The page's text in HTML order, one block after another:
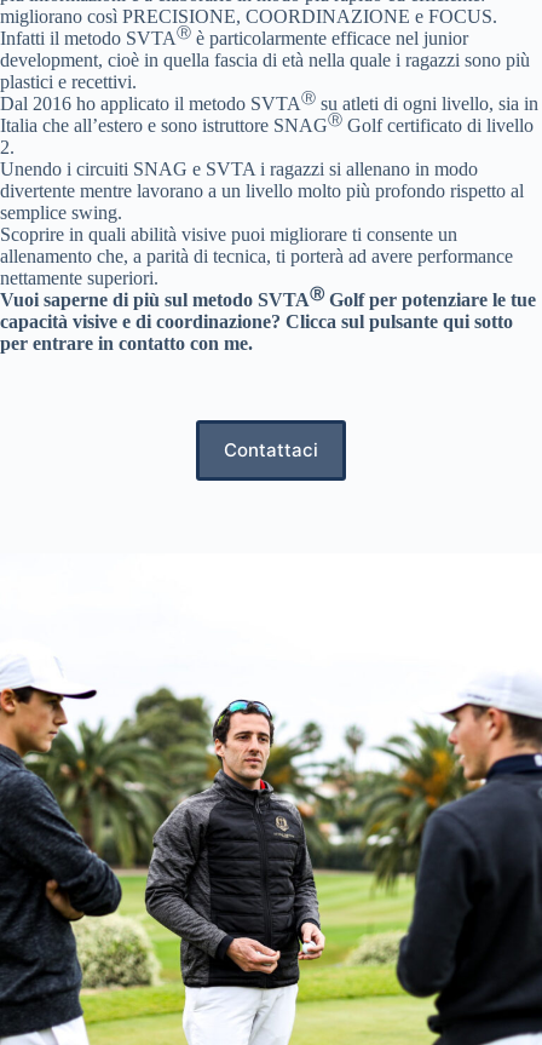
migliorano così PRECISIONE, COORDINAZIONE e FOCUS.
Infatti il metodo SVTAⓇ è particolarmente efficace nel junior
development, cioè in quella fascia di età nella quale i ragazzi sono più
plastici e recettivi.
Dal 2016 ho applicato il metodo SVTAⓇ su atleti di ogni livello, sia in
Italia che all’estero e sono istruttore SNAGⓇ Golf certificato di livello
2.
Unendo i circuiti SNAG e SVTA i ragazzi si allenano in modo
divertente mentre lavorano a un livello molto più profondo rispetto al
semplice swing.
Scoprire in quali abilità visive puoi migliorare ti consente un
allenamento che, a parità di tecnica, ti porterà ad avere performance
nettamente superiori.
Vuoi saperne di più sul metodo SVTAⓇ Golf per potenziare le tue
capacità visive e di coordinazione? Clicca sul pulsante qui sotto
per entrare in contatto con me.
Contattaci